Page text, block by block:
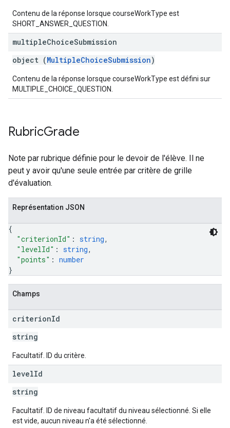
Contenu de la réponse lorsque courseWorkType est
SHORT_ANSWER_QUESTION.
multipleChoiceSubmission
object (MultipleChoiceSubmission)
Contenu de la réponse lorsque courseWorkType est défini sur
MULTIPLE_CHOICE_QUESTION.
RubricGrade
Note par rubrique définie pour le devoir de l'élève. Il ne
peut y avoir qu'une seule entrée par critère de grille
d'évaluation.
Représentation JSON
{
"criterionId" : string,
"levelId" : string,
"points" : number
}
Champs
criterionId
string
Facultatif. ID du critère.
levelId
string
Facultatif. ID de niveau facultatif du niveau sélectionné. Si elle
est vide, aucun niveau n'a été sélectionné.